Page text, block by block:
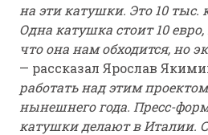
на эти катушки. Это 10 тыс.
Одна катушка стоит 10
что она нам обходится, но
— рассказал Ярослав
работать над этим
нынешнего года. Пресс-
катушки делают в Италии.